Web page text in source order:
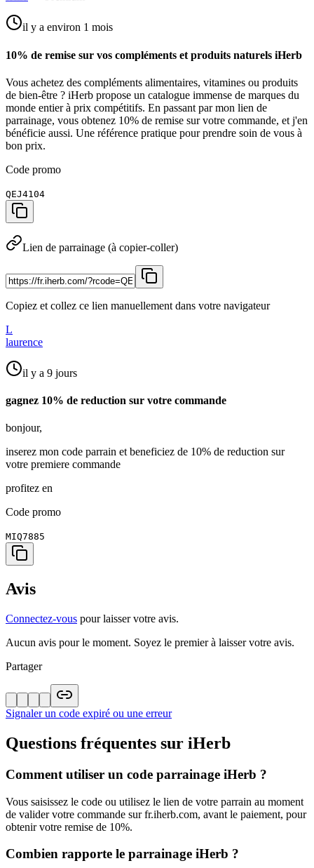
il y a environ 1 mois
10% de remise sur vos compléments et produits naturels iHerb
Vous achetez des compléments alimentaires, vitamines ou produits
de bien-être ? iHerb propose un catalogue immense de marques du
monde entier à prix compétitifs. En passant par mon lien de
parrainage, vous obtenez 10% de remise sur votre commande, et j'en
bénéficie aussi. Une référence pratique pour prendre soin de vous à
bon prix.
Code promo
QEJ4104
Lien de parrainage (à copier-coller)
Copiez et collez ce lien manuellement dans votre navigateur
L
laurence
il y a 9 jours
gagnez 10% de reduction sur votre commande
bonjour,
inserez mon code parrain et beneficiez de 10% de reduction sur
votre premiere commande
profitez en
Code promo
MIQ7885
Avis
Connectez-vous pour laisser votre avis.
Aucun avis pour le moment. Soyez le premier à laisser votre avis.
Partager
Signaler un code expiré ou une erreur
Questions fréquentes sur iHerb
Comment utiliser un code parrainage iHerb ?
Vous saisissez le code ou utilisez le lien de votre parrain au moment
de valider votre commande sur fr.iherb.com, avant le paiement, pour
obtenir votre remise de 10%.
Combien rapporte le parrainage iHerb ?